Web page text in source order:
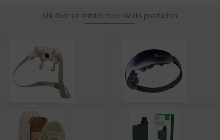
Klik door en ontdek meer Wulks producten.